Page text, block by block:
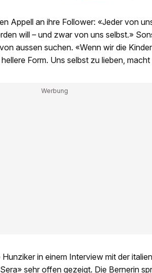
Appell an ihre Follower: «Jeder von
will – und zwar von uns selbst.»
aussen suchen. «Wenn wir die Kinder
Form. Uns selbst zu lieben,
in einem Interview mit der
sehr offen gezeigt. Die Bernerin